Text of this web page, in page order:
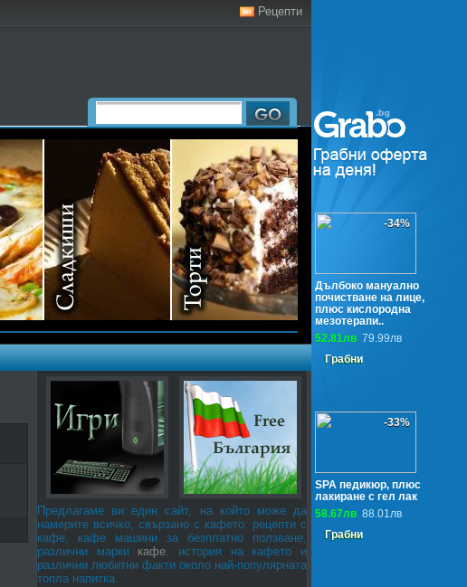
-34%
Дълбоко мануално
почистване на лице,
плюс кислородна
мезотерапи..
52.81лв 79.99лв
Грабни
-33%
SPA педикюр, плюс
лакиране с гел лак
58.67лв 88.01лв
Грабни
Рецепти
Предлагаме ви един сайт, на който може да
намерите всичко, свързано с кафето: рецепти с
кафе, кафе машини за безплатно ползване,
различни марки кафе, история на кафето и
различни любитни факти около най-популярната
топла напитка.